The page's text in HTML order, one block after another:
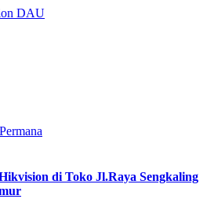
di Toko Jl.Raya Sengkaling